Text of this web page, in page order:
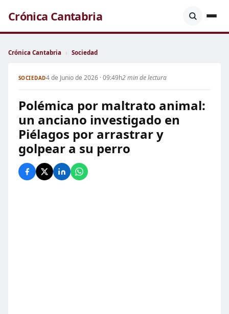
Crónica Cantabria
Crónica Cantabria › Sociedad
SOCIEDAD4 de Junio de 2026 · 09:49h2 min de lectura
Polémica por maltrato animal:
un anciano investigado en
Piélagos por arrastrar y
golpear a su perro